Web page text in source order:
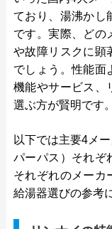
ており、湯沸かし
です。実際、どの
や故障リスクに顕
でしょう。性能面
機能やサービス、
選ぶ方が賢明です。
以下では主要4メ
パーパス）それぞ
それぞれのメーカ
給湯器選びの参考